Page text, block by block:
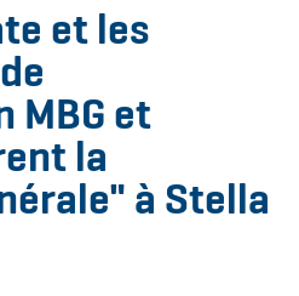
et les
et
la
à Stella